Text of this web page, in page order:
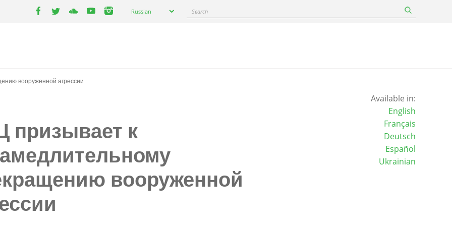
Russian Search
вооруженной агрессии
призывает к
вооруженной
Available in:
English
Français
Deutsch
Español
Ukrainian